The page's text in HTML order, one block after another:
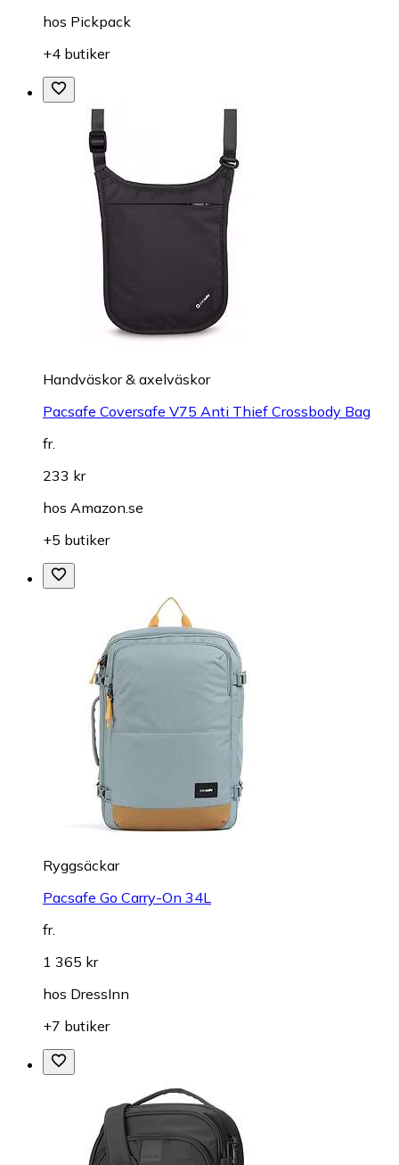
hos Pickpack
+4 butiker
Handväskor & axelväskor
Pacsafe Coversafe V75 Anti Thief Crossbody Bag
fr.
233 kr
hos Amazon.se
+5 butiker
Ryggsäckar
Pacsafe Go Carry-On 34L
fr.
1 365 kr
hos DressInn
+7 butiker